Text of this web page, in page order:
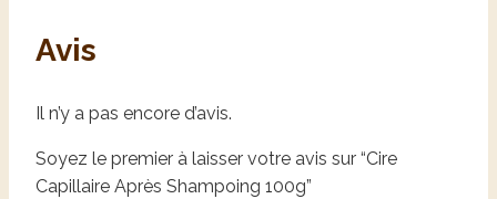
Avis
Il n’y a pas encore d’avis.
Soyez le premier à laisser votre avis sur “Cire
Capillaire Après Shampoing 100g”